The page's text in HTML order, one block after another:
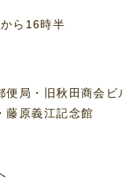
ら16時半
局・旧秋田商会ビ
原義江記念館